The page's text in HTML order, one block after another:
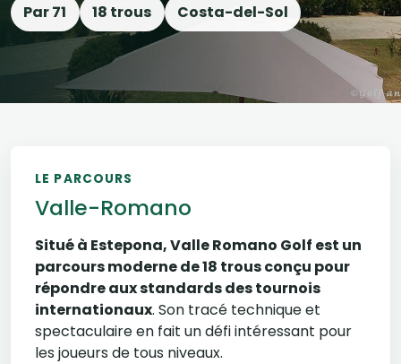
Par 71 18 trous Costa-del-Sol
LE PARCOURS
Valle-Romano
Situé à Estepona, Valle Romano Golf est un
parcours moderne de 18 trous conçu pour
répondre aux standards des tournois
internationaux. Son tracé technique et
spectaculaire en fait un défi intéressant pour
les joueurs de tous niveaux.